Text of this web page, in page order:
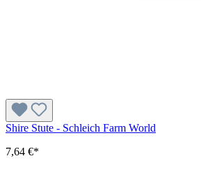
Shire Stute - Schleich Farm World
7,64 €*